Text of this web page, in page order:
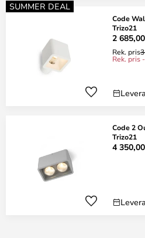
SUMMER DEAL
Code
Trizo21
2
Rek. pris
Rek. pris
Code 2
Trizo21
4